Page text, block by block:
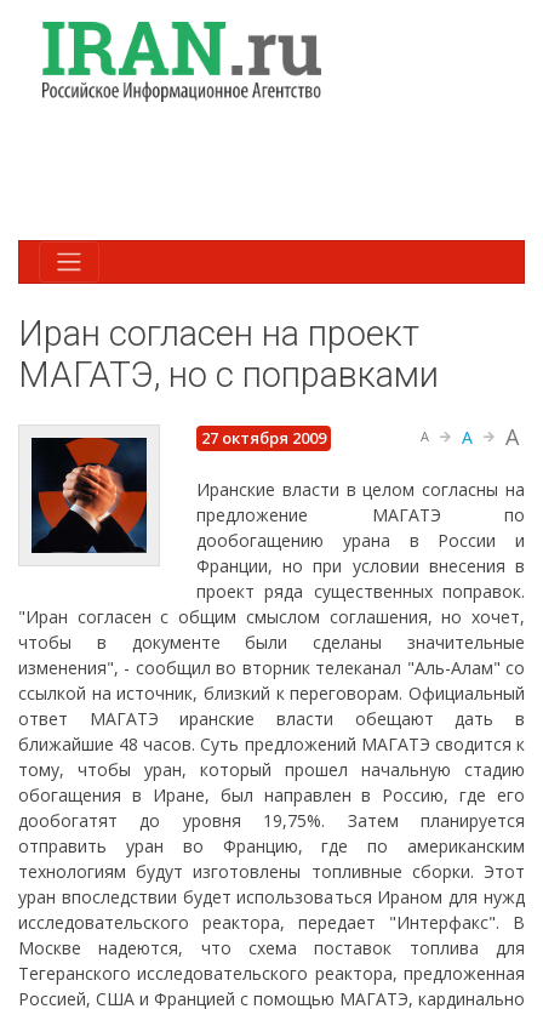
Иран согласен на проект
МАГАТЭ, но с поправками
27 октября 2009 A A A
Иранские власти в целом согласны на
предложение МАГАТЭ по
дообогащению урана в России и
Франции, но при условии внесения в
проект ряда существенных поправок.
"Иран согласен с общим смыслом соглашения, но хочет,
чтобы в документе были сделаны значительные
изменения", - сообщил во вторник телеканал "Аль-Алам" со
ссылкой на источник, близкий к переговорам. Официальный
ответ МАГАТЭ иранские власти обещают дать в
ближайшие 48 часов. Суть предложений МАГАТЭ сводится к
тому, чтобы уран, который прошел начальную стадию
обогащения в Иране, был направлен в Россию, где его
дообогатят до уровня 19,75%. Затем планируется
отправить уран во Францию, где по американским
технологиям будут изготовлены топливные сборки. Этот
уран впоследствии будет использоваться Ираном для нужд
исследовательского реактора, передает "Интерфакс". В
Москве надеются, что схема поставок топлива для
Тегеранского исследовательского реактора, предложенная
Россией, США и Францией с помощью МАГАТЭ, кардинально